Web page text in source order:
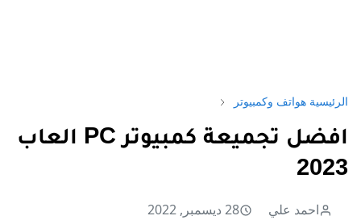
الرئيسية هواتف وكمبيوتر
افضل تجميعة كمبيوتر PC العاب
2023
احمد علي 28 ديسمبر, 2022